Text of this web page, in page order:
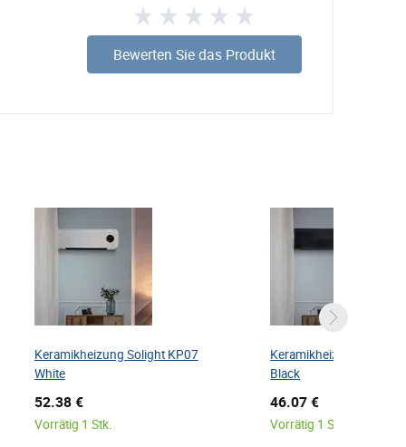
Bewerten Sie das Produkt
Keramikheizung Solight KP07
White
52.38 €
Vorrätig 1 Stk.
Keramikheizung Solight
Black
46.07 €
Vorrätig 1 Stk.